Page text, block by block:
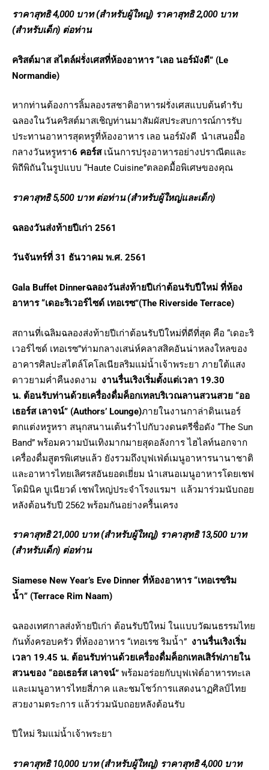
ราคาสุทธิ4,000 บาท (สำหรับผู้ใหญ่) ราคาสุทธิ2,000 บาท
(สำหรับเด็ก) ต่อท่าน
คริสต์มาส สไตล์ฝรั่งเศสที่ห้องอาหาร “เลอ นอร์มังดี” (Le
Normandie)
หากท่านต้องการลิ้มลองรสชาติอาหารฝรั่งเศสแบบต้นตำรับ
ฉลองในวันคริสต์มาสเชิญท่านมาสัมผัสประสบการณ์การรับ
ประทานอาหารสุดหรูที่ห้องอาหาร เลอ นอร์มังดี นำเสนอมื้อ
กลางวันหรูหรา6 คอร์ส เน้นการปรุงอาหารอย่างปราณีตและ
พิถีพิถันในรูปแบบ “Haute Cuisine”ตลอดมื้อพิเศษของคุณ
ราคาสุทธิ 5,500 บาท ต่อท่าน (สำหรับผู้ใหญ่และเด็ก)
ฉลองวันส่งท้ายปีเก่า 2561
วันจันทร์ที่ 31 ธันวาคม พ.ศ. 2561
Gala Buffet Dinnerฉลองวันส่งท้ายปีเก่าต้อนรับปีใหม่ ที่ห้อง
อาหาร “เดอะริเวอร์ไซด์ เทอเรซ”(The Riverside Terrace)
สถานที่เฉลิมฉลองส่งท้ายปีเก่าต้อนรับปีใหม่ที่ดีที่สุด คือ “เดอะริ
เวอร์ไซด์ เทอเรซ”ท่ามกลางเสน่ห์คลาสสิคอันน่าหลงใหลของ
อาคารศิลปะสไตล์โคโลเนียลริมแม่น้ำเจ้าพระยา ภายใต้แสง
ดาวยามค่ำคืนงดงาม งานรื่นเริงเริ่มตั้งแต่เวลา 19.30
น. ต้อนรับท่านด้วยเครื่องดื่มค็อกเทลบริเวณลานสวนสวย “ออ
เธอร์ส เลาจน์” (Authors’ Lounge)ภายในงานกาล่าดินเนอร์
ตกแต่งหรูหรา สนุกสนานเต้นรำไปกับวงดนตรีชื่อดัง “The Sun
Band” พร้อมความบันเทิงมากมายสุดอลังการ ไฮไลท์นอกจาก
เครื่องดื่มสูตรพิเศษแล้ว ยังรวมถึงบุฟเฟ่ต์เมนูอาหารนานาชาติ
และอาหารไทยเลิศรสอันยอดเยี่ยม นำเสนอเมนูอาหารโดยเชฟ
โดมินิค บูเนียวด์ เชฟใหญ่ประจำโรงแรมฯ แล้วมาร่วมนับถอย
หลังต้อนรับปี 2562 พร้อมกันอย่างครื้นเครง
ราคาสุทธิ 21,000 บาท (สำหรับผู้ใหญ่) ราคาสุทธิ 13,500 บาท
(สำหรับเด็ก) ต่อท่าน
Siamese New Year’s Eve Dinner ที่ห้องอาหาร “เทอเรซริม
น้ำ” (Terrace Rim Naam)
ฉลองเทศกาลส่งท้ายปีเก่า ต้อนรับปีใหม่ ในแบบวัฒนธรรมไทย
กันทั้งครอบครัว ที่ห้องอาหาร “เทอเรซ ริมน้ำ” งานรื่นเริงเริ่ม
เวลา 19.45 น. ต้อนรับท่านด้วยเครื่องดื่มค็อกเทลเสิร์ฟภายใน
สวนของ “ออเธอร์ส เลาจน์” พร้อมอร่อยกับบุฟเฟ่ต์อาหารทะเล
และเมนูอาหารไทยสี่ภาค และชมโชว์การแสดงนาฏศิลป์ไทย
สวยงามตระการ แล้วร่วมนับถอยหลังต้อนรับ
ปีใหม่ ริมแม่น้ำเจ้าพระยา
ราคาสุทธิ 10,000 บาท (สำหรับผู้ใหญ่) ราคาสุทธิ4,000 บาท